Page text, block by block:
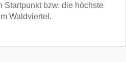
Startpunkt bzw. die höchste
Waldviertel.